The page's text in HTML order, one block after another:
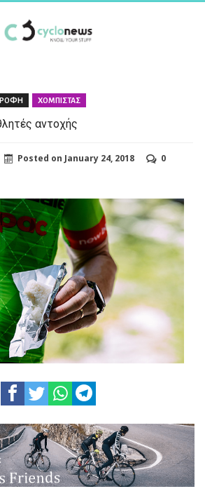
ΧΟΜΠΙΣΤΑΣ
αντοχής
Posted on January 24, 2018
0